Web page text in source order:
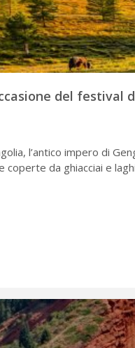
del festival
l’antico impero di
da ghiacciai e